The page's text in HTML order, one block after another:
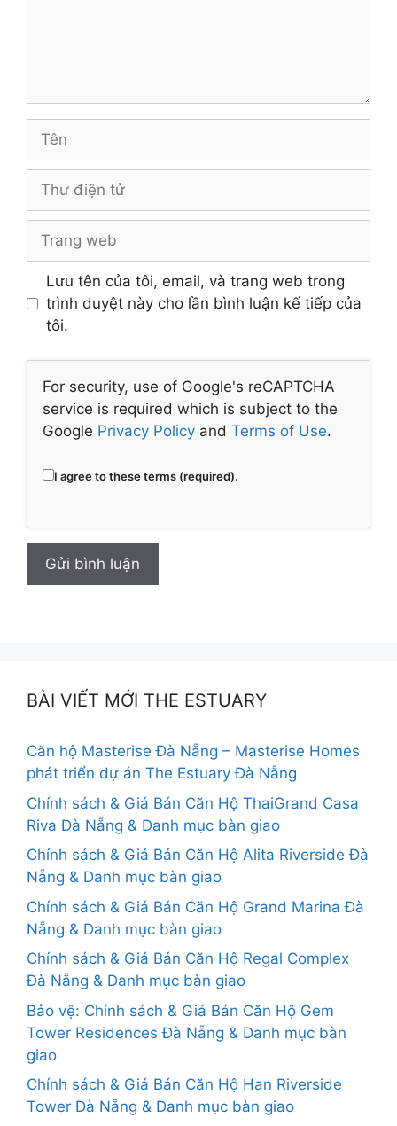
Tên
Thư
tửTrang
Lưu tên của tôi, email, và trang web trong
trình duyệt này cho lần bình luận kế tiếp của
tôi.
For security, use of Google's reCAPTCHA
service is required which is subject to the
Google Privacy Policy and Terms of Use.
I agree to these terms (required).
BÀI VIẾT MỚI THE ESTUARY
Căn hộ Masterise Đà Nẵng – Masterise Homes
phát triển dự án The Estuary Đà Nẵng
Chính sách & Giá Bán Căn Hộ ThaiGrand Casa
Riva Đà Nẵng & Danh mục bàn giao
Chính sách & Giá Bán Căn Hộ Alita Riverside Đà
Nẵng & Danh mục bàn giao
Chính sách & Giá Bán Căn Hộ Grand Marina Đà
Nẵng & Danh mục bàn giao
Chính sách & Giá Bán Căn Hộ Regal Complex
Đà Nẵng & Danh mục bàn giao
Bảo vệ: Chính sách & Giá Bán Căn Hộ Gem
Tower Residences Đà Nẵng & Danh mục bàn
giao
Chính sách & Giá Bán Căn Hộ Han Riverside
Tower Đà Nẵng & Danh mục bàn giao